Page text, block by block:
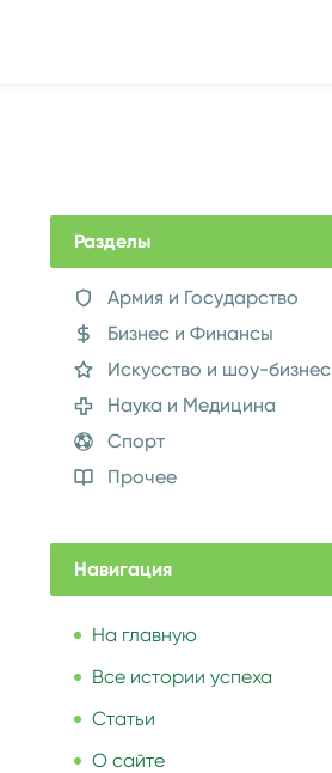
Разделы
Армия и Государство
Бизнес и Финансы
Искусство и шоу-бизнес
Наука и Медицина
Спорт
Прочее
Навигация
На главную
Все истории успеха
Статьи
О сайте